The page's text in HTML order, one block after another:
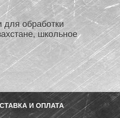
для обработки
школьное
И ОПЛАТА